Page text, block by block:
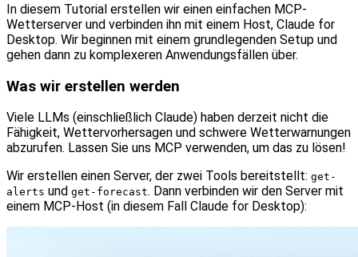
In diesem Tutorial erstellen wir einen einfachen MCP-
Wetterserver und verbinden ihn mit einem Host, Claude for
Desktop. Wir beginnen mit einem grundlegenden Setup und
gehen dann zu komplexeren Anwendungsfällen über.
Was wir erstellen werden
Viele LLMs (einschließlich Claude) haben derzeit nicht die
Fähigkeit, Wettervorhersagen und schwere Wetterwarnungen
abzurufen. Lassen Sie uns MCP verwenden, um das zu lösen!
Wir erstellen einen Server, der zwei Tools bereitstellt: get-
alerts und get-forecast. Dann verbinden wir den Server mit
einem MCP-Host (in diesem Fall Claude for Desktop):